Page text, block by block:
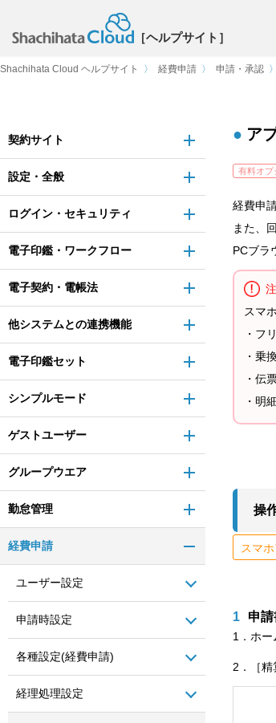
［ヘルプサイト］
Shachihata Cloud ヘルプサイト 〉 経費申請 〉 申請・承認 〉
契約サイト
設定・全般
ログイン・セキュリティ
電子印鑑・ワークフロー
電子契約・電帳法
他システムとの連携機能
電子印鑑セット
シンプルモード
ゲストユーザー
グループウエア
勤怠管理
経費申請
ユーザー設定
申請時設定
各種設定(経費申請)
経理処理設定
ア
有料オプ
経費申
また、
PCブラ
スマ
・フ
・乗
・伝
・明
操
スマ
1 申
1．ホー
2．［精